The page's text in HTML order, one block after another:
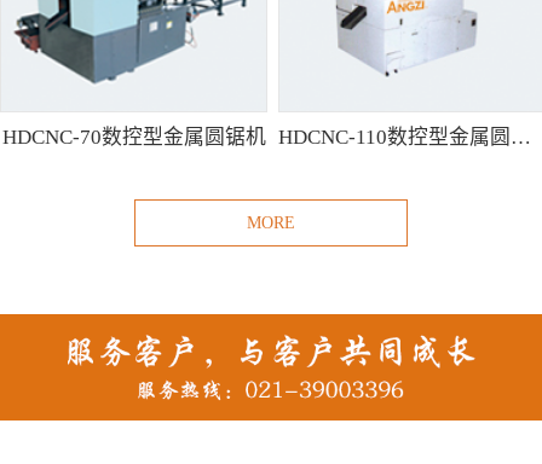
HDCNC-70数控型金属圆锯机 HDCNC-110数控型金属圆锯机
MORE